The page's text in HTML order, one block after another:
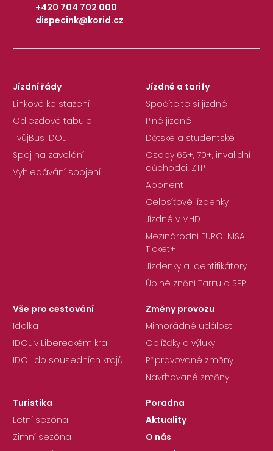
+420 704 702 000
|
dispecink@korid.cz
Jízdní řády
Linkové ke stažení
Odjezdové tabule
TvůjBus IDOL
Spoj na zavolání
Vyhledávání spojení
Jízdné a tarify
Spočítejte si jízdné
Plné jízdné
Dětské a studentské
Osoby 65+, 70+, invalidní
důchodci, ZTP
Abonent
Celosíťové jízdenky
Jízdné v MHD
Mezinárodní EURO-NISA-
Ticket+
Jízdenky a identifikátory
Úplné znění Tarifu a SPP
Vše pro cestování
Idolka
IDOL v Libereckém kraji
IDOL do sousedních krajů
Změny provozu
Mimořádné události
Objížďky a výluky
Připravované změny
Navrhované změny
Turistika
Letní sezóna
Zimní sezóna
Poradna
Aktuality
O nás